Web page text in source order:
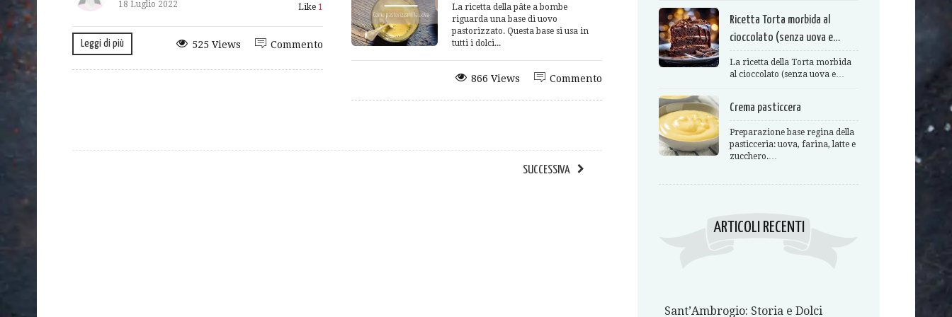
18 Luglio 2022 Like 1
Leggi di più Commento
525 Views
La ricetta della pâte a bombe
riguarda una base di uovo
pastorizzato. Questa base si usa in
tutti i dolci...
Commento
866 Views
SUCCESSIVA
Ricetta Torta morbida al
cioccolato (senza uova e…
La ricetta della Torta morbida
al cioccolato (senza uova e…
Crema pasticcera
Preparazione base regina della
pasticceria: uova, farina, latte e
zucchero.…
ARTICOLI RECENTI
Sant’Ambrogio: Storia e Dolci